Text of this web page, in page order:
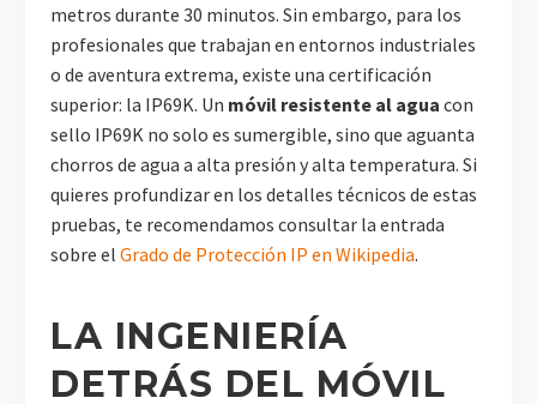
metros durante 30 minutos. Sin embargo, para los
profesionales que trabajan en entornos industriales
o de aventura extrema, existe una certificación
superior: la IP69K. Un móvil resistente al agua con
sello IP69K no solo es sumergible, sino que aguanta
chorros de agua a alta presión y alta temperatura. Si
quieres profundizar en los detalles técnicos de estas
pruebas, te recomendamos consultar la entrada
sobre el Grado de Protección IP en Wikipedia.
LA INGENIERÍA
DETRÁS DEL MÓVIL